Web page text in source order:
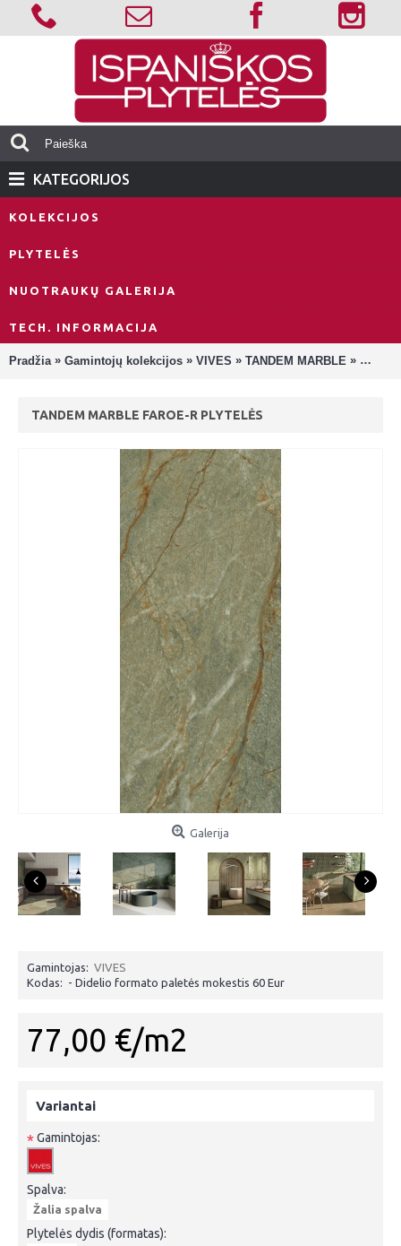
KATEGORIJOS
KOLEKCIJOS
PLYTELĖS
NUOTRAUKŲ GALERIJA
TECH. INFORMACIJA
Pradžia » Gamintojų kolekcijos » VIVES » TANDEM MARBLE »
TANDEM MARBLE FAROE-R PLYTELĖS
Galerija
Gamintojas: VIVES
Kodas: - Didelio formato paletės mokestis 60 Eur
77,00 €/m2
Variantai
*Gamintojas:
Spalva:
Žalia spalva
Plytelės dydis (formatas):